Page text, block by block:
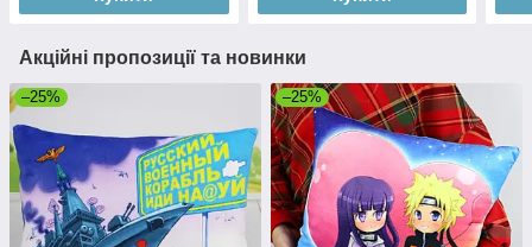
Акційні пропозиції та новинки
–25% –25%